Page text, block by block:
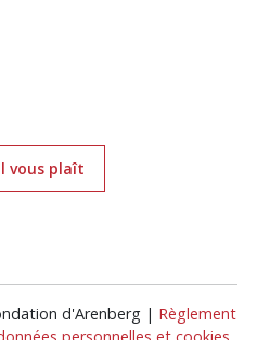
vous plaît
d'Arenberg | Règlement